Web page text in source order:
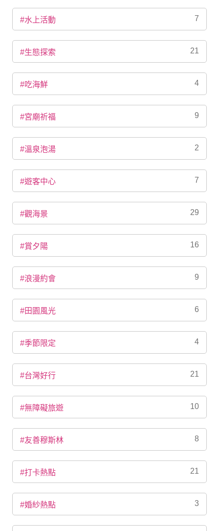
#水上活動 7
#生態探索 21
#吃海鮮 4
#宮廟祈福 9
#溫泉泡湯 2
#遊客中心 7
#觀海景 29
#賞夕陽 16
#浪漫約會 9
#田園風光 6
#季節限定 4
#台灣好行 21
#無障礙旅遊 10
#友善穆斯林 8
#打卡熱點 21
#婚紗熱點 3